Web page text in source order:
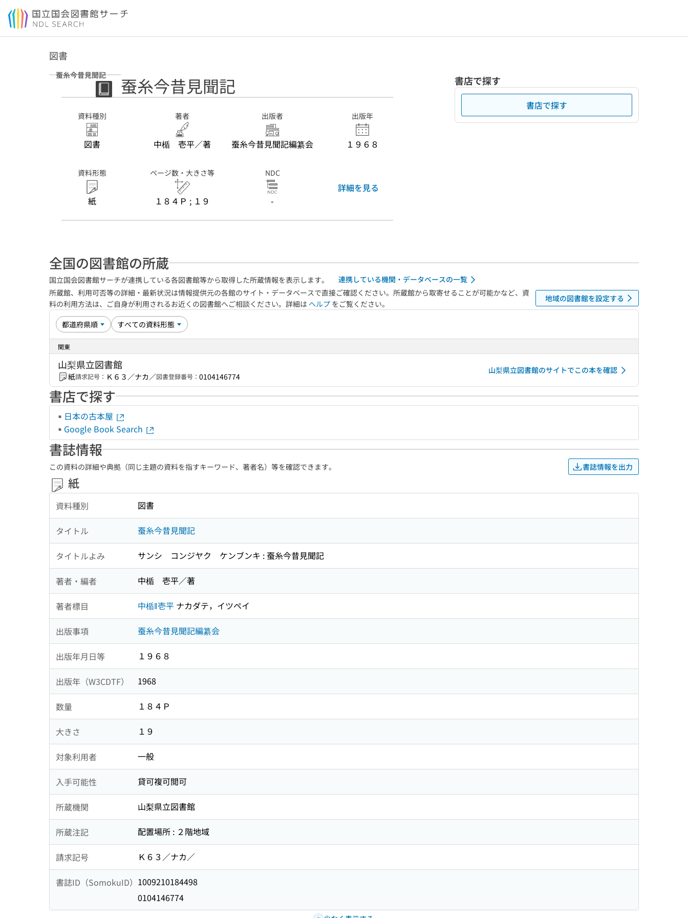
本文へ移動
図書
蚕糸今昔見聞記 蚕糸今昔見聞記
資料種別
図書
著者
中楯 壱平／著
出版者
蚕糸今昔見聞記編纂会
出版年
１９６８
資料形態
紙
ページ数・大きさ等
１８４Ｐ ; １９
NDC
-
詳細を見る
書店で探す
書店で探す
全国の図書館の所蔵
国立国会図書館サーチが連携している各図書館等から取得した所蔵情報を表示します。
連携している機関・データベースの一覧
所蔵館、利用可否等の詳細・最新状況は情報提供元の各館のサイト・データベースで直接ご確認ください。所蔵館から取寄せることが可能かなど、資
料の利用方法は、ご自身が利用されるお近くの図書館へご相談ください。詳細は ヘルプ をご覧ください。
地域の図書館を設定する
関東
山梨県立図書館
紙請求記号： Ｋ６３／ナカ／図書登録番号： 0104146774
山梨県立図書館のサイトでこの本を確認
書店で探す
日本の古本屋
Google Book Search
書誌情報
この資料の詳細や典拠（同じ主題の資料を指すキーワード、著者名）等を確認できます。 書誌情報を出力
紙
資料種別 図書
タイトル 蚕糸今昔見聞記
タイトルよみ サンシ コンジヤク ケンブンキ : 蚕糸今昔見聞記
著者・編者 中楯 壱平／著
著者標目 中楯‖壱平 ナカダテ，イツペイ
出版事項 蚕糸今昔見聞記編纂会
出版年月日等 １９６８
出版年（W3CDTF） 1968
数量 １８４Ｐ
大きさ １９
対象利用者 一般
入手可能性 貸可複可閲可
所蔵機関 山梨県立図書館
所蔵注記 配置場所 : ２階地域
請求記号 Ｋ６３／ナカ／
書誌ID（SomokuID） 1009210184498
0104146774